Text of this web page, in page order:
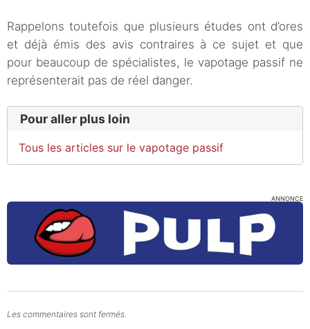
Rappelons toutefois que plusieurs études ont d’ores
et déjà émis des avis contraires à ce sujet et que
pour beaucoup de spécialistes, le vapotage passif ne
représenterait pas de réel danger.
Pour aller plus loin
Tous les articles sur le vapotage passif
ANNONCE
Les commentaires sont fermés.